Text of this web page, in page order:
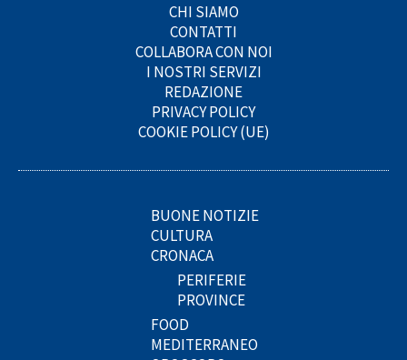
CHI SIAMO
CONTATTI
COLLABORA CON NOI
I NOSTRI SERVIZI
REDAZIONE
PRIVACY POLICY
COOKIE POLICY (UE)
BUONE NOTIZIE
CULTURA
CRONACA
PERIFERIE
PROVINCE
FOOD
MEDITERRANEO